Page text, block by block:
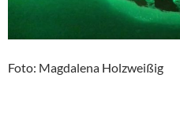
Foto: Magdalena Holzweißig